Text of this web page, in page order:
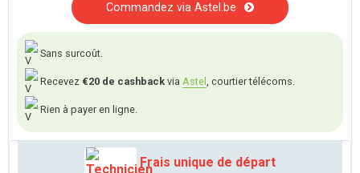
Commandez via Astel.be
Sans surcoût.
Recevez €20 de cashback via Astel , courtier télécoms.
Rien à payer en ligne.
Frais unique de départ